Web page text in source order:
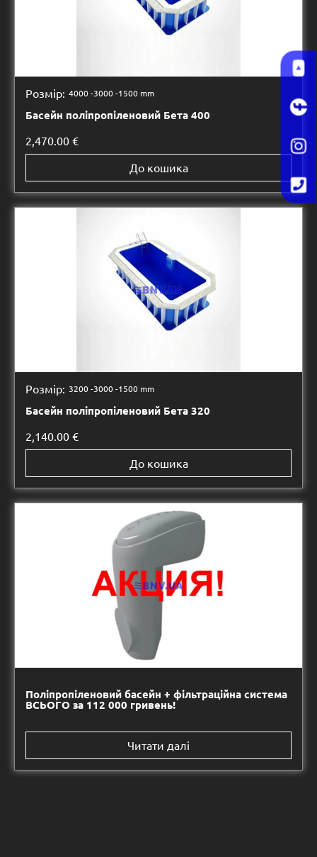
Розмір: 4000 -3000 -1500 mm
Басейн поліпропіленовий Бета 400
2,470.00 €
До кошика
Розмір: 3200 -3000 -1500 mm
Басейн поліпропіленовий Бета 320
2,140.00 €
До кошика
Поліпропіленовий басейн + фільтраційна система
ВСЬОГО за 112 000 гривень!
Читати далі